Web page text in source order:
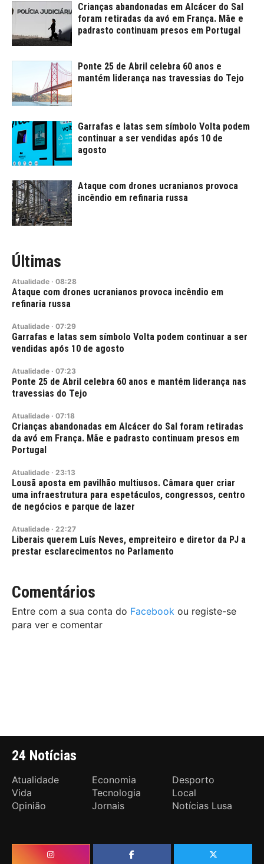
Crianças abandonadas em Alcácer do Sal
foram retiradas da avó em França. Mãe e
padrasto continuam presos em Portugal
Ponte 25 de Abril celebra 60 anos e
mantém liderança nas travessias do Tejo
Garrafas e latas sem símbolo Volta podem
continuar a ser vendidas após 10 de
agosto
Ataque com drones ucranianos provoca
incêndio em refinaria russa
Últimas
Atualidade · 08:28
Ataque com drones ucranianos provoca incêndio em
refinaria russa
Atualidade · 07:29
Garrafas e latas sem símbolo Volta podem continuar a ser
vendidas após 10 de agosto
Atualidade · 07:23
Ponte 25 de Abril celebra 60 anos e mantém liderança nas
travessias do Tejo
Atualidade · 07:18
Crianças abandonadas em Alcácer do Sal foram retiradas
da avó em França. Mãe e padrasto continuam presos em
Portugal
Atualidade · 23:13
Lousã aposta em pavilhão multiusos. Câmara quer criar
uma infraestrutura para espetáculos, congressos, centro
de negócios e parque de lazer
Atualidade · 22:27
Liberais querem Luís Neves, empreiteiro e diretor da PJ a
prestar esclarecimentos no Parlamento
Comentários
Entre com a sua conta do Facebook ou registe-se
para ver e comentar
24 Notícias
Atualidade Economia
Desporto
Vida
Tecnologia
Local
Opinião
Jornais Notícias Lusa